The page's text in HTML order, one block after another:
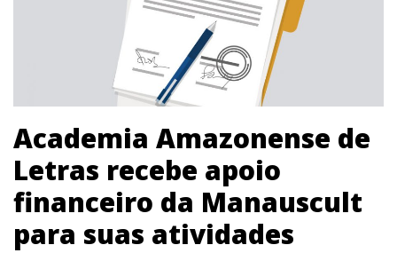
Academia Amazonense de
Letras recebe apoio
financeiro da Manauscult
para suas atividades